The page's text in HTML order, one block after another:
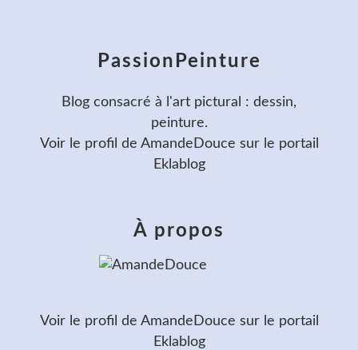
PassionPeinture
Blog consacré à l'art pictural : dessin,
peinture.
Voir le profil de AmandeDouce sur le portail
Eklablog
À propos
Voir le profil de AmandeDouce sur le portail
Eklablog